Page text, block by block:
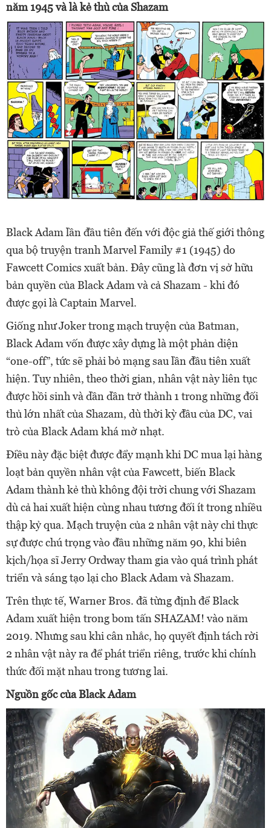
năm 1945 và là kẻ thù của Shazam
Black Adam lần đầu tiên đến với độc giả thế giới thông
qua bộ truyện tranh Marvel Family #1 (1945) do
Fawcett Comics xuất bản. Đây cũng là đơn vị sở hữu
bản quyền của Black Adam và cả Shazam - khi đó
được gọi là Captain Marvel.
Giống như Joker trong mạch truyện của Batman,
Black Adam vốn được xây dựng là một phản diện
“one-off”, tức sẽ phải bỏ mạng sau lần đầu tiên xuất
hiện. Tuy nhiên, theo thời gian, nhân vật này liên tục
được hồi sinh và dần dần trở thành 1 trong những đối
thủ lớn nhất của Shazam, dù thời kỳ đầu của DC, vai
trò của Black Adam khá mờ nhạt.
Điều này đặc biệt được đẩy mạnh khi DC mua lại hàng
loạt bản quyền nhân vật của Fawcett, biến Black
Adam thành kẻ thù không đội trời chung với Shazam
dù cả hai xuất hiện cùng nhau tương đối ít trong nhiều
thập kỷ qua. Mạch truyện của 2 nhân vật này chỉ thực
sự được chú trọng vào đầu những năm 90, khi biên
kịch/họa sĩ Jerry Ordway tham gia vào quá trình phát
triển và sáng tạo lại cho Black Adam và Shazam.
Trên thực tế, Warner Bros. đã từng định để Black
Adam xuất hiện trong bom tấn SHAZAM! vào năm
2019. Nhưng sau khi cân nhắc, họ quyết định tách rời
2 nhân vật này ra để phát triển riêng, trước khi chính
thức đối mặt nhau trong tương lai.
Nguồn gốc của Black Adam